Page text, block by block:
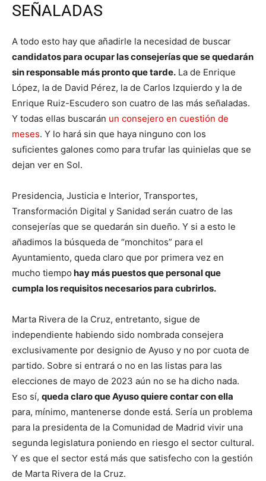
SEÑALADAS
A todo esto hay que añadirle la necesidad de buscar
candidatos para ocupar las consejerías que se quedarán
sin responsable más pronto que tarde. La de Enrique
López, la de David Pérez, la de Carlos Izquierdo y la de
Enrique Ruiz-Escudero son cuatro de las más señaladas.
Y todas ellas buscarán un consejero en cuestión de
meses. Y lo hará sin que haya ninguno con los
suficientes galones como para trufar las quinielas que se
dejan ver en Sol.
Presidencia, Justicia e Interior, Transportes,
Transformación Digital y Sanidad serán cuatro de las
consejerías que se quedarán sin dueño. Y si a esto le
añadimos la búsqueda de “monchitos” para el
Ayuntamiento, queda claro que por primera vez en
mucho tiempo hay más puestos que personal que
cumpla los requisitos necesarios para cubrirlos.
Marta Rivera de la Cruz, entretanto, sigue de
independiente habiendo sido nombrada consejera
exclusivamente por designio de Ayuso y no por cuota de
partido. Sobre si entrará o no en las listas para las
elecciones de mayo de 2023 aún no se ha dicho nada.
Eso sí, queda claro que Ayuso quiere contar con ella
para, mínimo, mantenerse donde está. Sería un problema
para la presidenta de la Comunidad de Madrid vivir una
segunda legislatura poniendo en riesgo el sector cultural.
Y es que el sector está más que satisfecho con la gestión
de Marta Rivera de la Cruz.